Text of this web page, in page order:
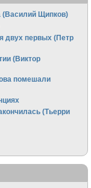
(Василий Щипков)
двух первых (Петр
(Виктор
помешали
(Тьерри